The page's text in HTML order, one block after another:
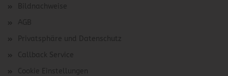
Bildnachweise
AGB
Privatsphäre und Datenschutz
Callback Service
Cookie Einstellungen